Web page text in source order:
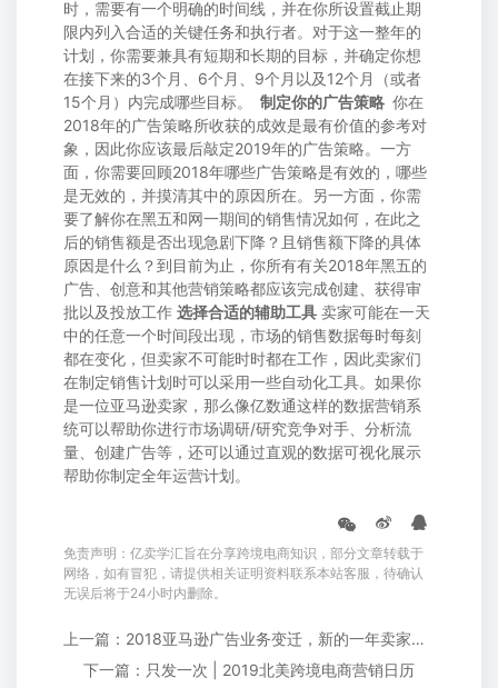
时，需要有一个明确的时间线，并在你所设置截止期
限内列入合适的关键任务和执行者。对于这一整年的
计划，你需要兼具有短期和长期的目标，并确定你想
在接下来的3个月、6个月、9个月以及12个月（或者
15个月）内完成哪些目标。
制定你的广告策略 你在
2018年的广告策略所收获的成效是最有价值的参考对
象，因此你应该最后敲定2019年的广告策略。一方
面，你需要回顾2018年哪些广告策略是有效的，哪些
是无效的，并摸清其中的原因所在。另一方面，你需
要了解你在黑五和网一期间的销售情况如何，在此之
后的销售额是否出现急剧下降？且销售额下降的具体
原因是什么？到目前为止，你所有有关2018年黑五的
广告、创意和其他营销策略都应该完成创建、获得审
批以及投放工作 选择合适的辅助工具 卖家可能在一天
中的任意一个时间段出现，市场的销售数据每时每刻
都在变化，但卖家不可能时时都在工作，因此卖家们
在制定销售计划时可以采用一些自动化工具。如果你
是一位亚马逊卖家，那么像亿数通这样的数据营销系
统可以帮助你进行市场调研/研究竞争对手、分析流
量、创建广告等，还可以通过直观的数据可视化展示
帮助你制定全年运营计划。
免责声明：亿卖学汇旨在分享跨境电商知识，部分文章转载于
网络，如有冒犯，请提供相关证明资料联系本站客服，待确认
无误后将于24小时内删除。
上一篇：2018亚马逊广告业务变迁，新的一年卖家要注意了！
下一篇：只发一次 | 2019北美跨境电商营销日历